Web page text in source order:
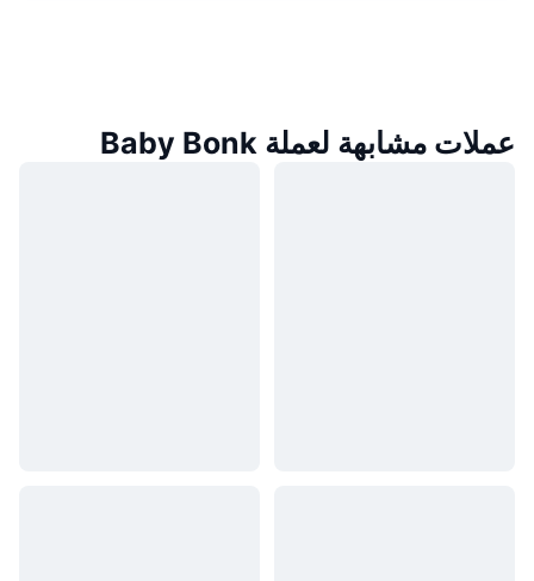
عملات مشابهة لعملة Baby Bonk